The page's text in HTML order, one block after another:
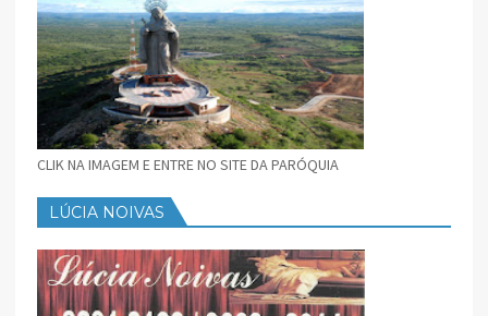
CLIK NA IMAGEM E ENTRE NO SITE DA PARÓQUIA
LÚCIA NOIVAS